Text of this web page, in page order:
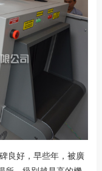
好，早些年，被廣